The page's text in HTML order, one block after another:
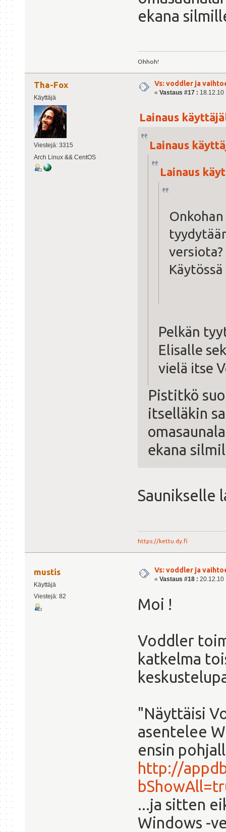
ekana
Ohhoh!
Tha-Fox
Käyttäjä
Viestejä: 3315
Arch Linux && CentOS
Vs: voddler ja
« Vastaus #17 : 18.12.10
Lainaus
Lainaus
Lainaus
versiota?
Pelkän
Elisalle
vielä itse
Pistitkö
itselläkin
ekana
Saunikselle
https://kettu.dy.fi
mustis
Käyttäjä
Viestejä: 82
Vs: voddler ja
« Vastaus #18 : 20.12.10
Moi !
Voddler
katkelma
"Näyttäisi
asentelee
ensin
http://
...ja sitten
Windows -